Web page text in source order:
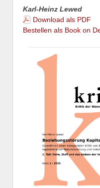
Karl-Heinz Lewed
Download als PDF
Bestellen als Book on